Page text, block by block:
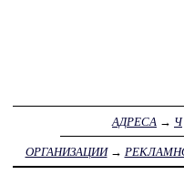
АДРЕСА → Ч
ОРГАНИЗАЦИИ→